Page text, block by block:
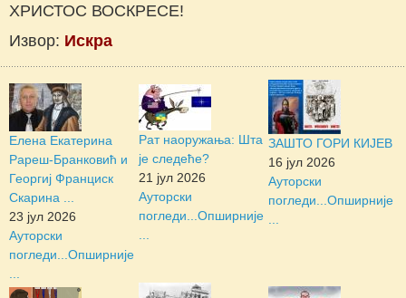
ХРИСТОС ВОСКРЕСЕ!
Извор: Искра
Елена Екатерина
Рареш-Бранковић и
Георгиј Франциск
Скарина ...
23 јул 2026
Ауторски
погледи... Опширније
Рат наоружања: Шта
је следеће?
21 јул 2026
Ауторски
погледи... Опширније
ЗАШТО ГОРИ КИЈЕВ
16 јул 2026
Ауторски
погледи... Опширније